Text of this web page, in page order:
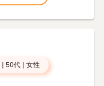
| 50代 | 女性